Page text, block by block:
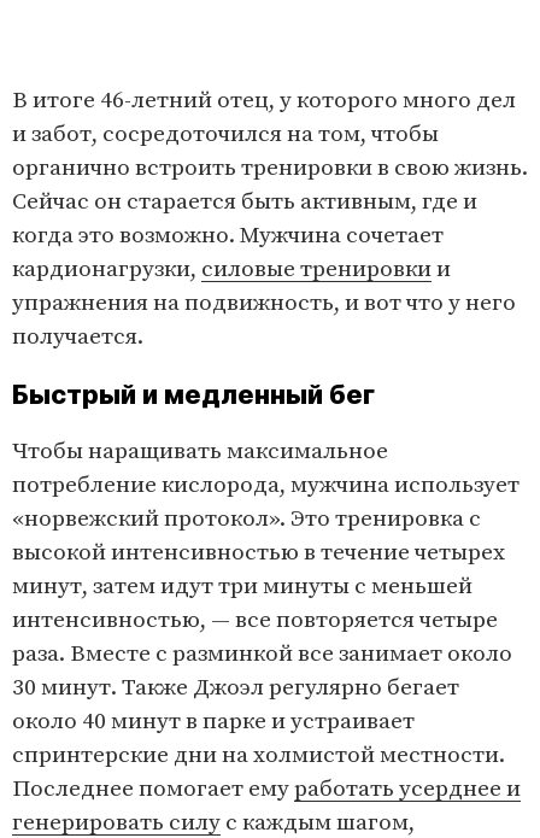
В итоге 46-летний отец, у которого много дел
и забот, сосредоточился на том, чтобы
органично встроить тренировки в свою жизнь.
Сейчас он старается быть активным, где и
когда это возможно. Мужчина сочетает
кардионагрузки, силовые тренировкии
упражнения на подвижность, и вот что у него
получается.
Быстрый и медленный бег
Чтобы наращивать максимальное
потребление кислорода, мужчина использует
«норвежский протокол». Это тренировка с
высокой интенсивностью в течение четырех
минут, затем идут три минуты с меньшей
интенсивностью, — все повторяется четыре
раза. Вместе с разминкой все занимает около
30 минут. Также Джоэл регулярно бегает
около 40 минут в парке и устраивает
спринтерские дни на холмистой местности.
Последнее помогает емуработать усерднее и
генерировать силу с каждым шагом,